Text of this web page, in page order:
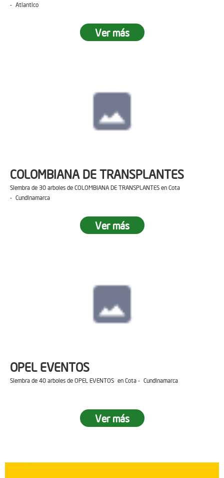
- Atlantico
Ver más
COLOMBIANA DE TRANSPLANTES
Siembra de 30 arboles de COLOMBIANA DE TRANSPLANTES en Cota
- Cundinamarca
Ver más
OPEL EVENTOS
Siembra de 40 arboles de OPEL EVENTOS en Cota - Cundinamarca
Ver más